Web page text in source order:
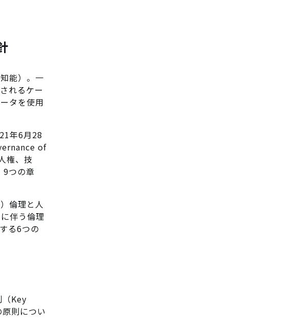
能）。一
れるケー
タを使用
年6月28
of
権、技
9つの章
倫理と人
伴う倫理
る6つの
Key
則につい